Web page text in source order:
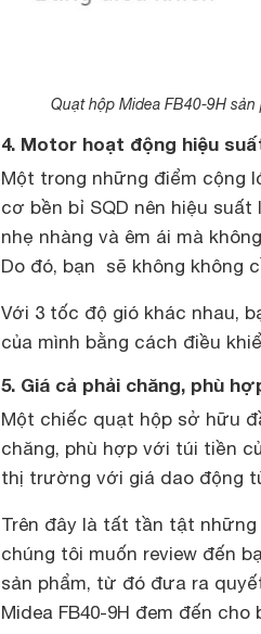
Quạt hộp Midea FB40-9H
4. Motor hoạt động hiệu
Một trong những điểm cộng
cơ bền bỉ SQD nên hiệu
nhẹ nhàng và êm ái mà
Do đó, bạn sẽ không không
Với 3 tốc độ gió khác nhau,
của mình bằng cách điều
5. Giá cả phải chăng, phù
Một chiếc quạt hộp sở hữu
chăng, phù hợp với túi tiền
thị trường với giá dao động
Trên đây là tất tần tật những
chúng tôi muốn review đến
sản phẩm, từ đó đưa ra
Midea FB40-9H đem đến